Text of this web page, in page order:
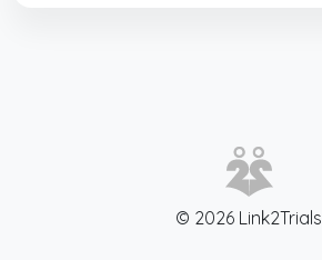
© 2026 Link2Trials